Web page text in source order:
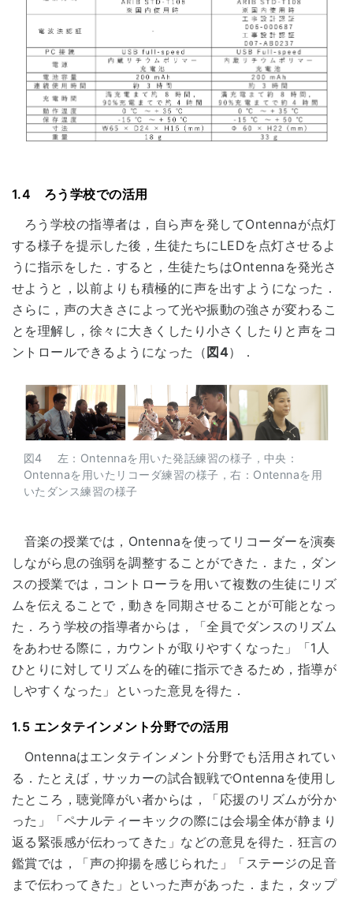
1.4 ろう学校での活用
ろう学校の指導者は，自ら声を発してOntennaが点灯
する様子を提示した後，生徒たちにLEDを点灯させるよ
うに指示をした．すると，生徒たちはOntennaを発光さ
せようと，以前よりも積極的に声を出すようになった．
さらに，声の大きさによって光や振動の強さが変わるこ
とを理解し，徐々に大きくしたり小さくしたりと声をコ
ントロールできるようになった（ 図4）．
図4 左：Ontennaを用いた発話練習の様子，中央：
Ontennaを用いたリコーダ練習の様子，右：Ontennaを用
いたダンス練習の様子
音楽の授業では，Ontennaを使ってリコーダーを演奏
しながら息の強弱を調整することができた．また，ダン
スの授業では，コントローラを用いて複数の生徒にリズ
ムを伝えることで，動きを同期させることが可能となっ
た．ろう学校の指導者からは，「全員でダンスのリズム
をあわせる際に，カウントが取りやすくなった」「1人
ひとりに対してリズムを的確に指示できるため，指導が
しやすくなった」といった意見を得た．
1.5 エンタテインメント分野での活用
Ontennaはエンタテインメント分野でも活用されてい
る．たとえば，サッカーの試合観戦でOntennaを使用し
たところ，聴覚障がい者からは，「応援のリズムが分か
った」「ペナルティーキックの際には会場全体が静まり
返る緊張感が伝わってきた」などの意見を得た．狂言の
鑑賞では，「声の抑揚を感じられた」「ステージの足音
まで伝わってきた」といった声があった．また，タップ